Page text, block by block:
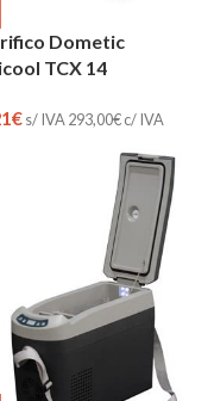
Dometic
TCX 14
€s/ IVA 293,00€c/ IVA